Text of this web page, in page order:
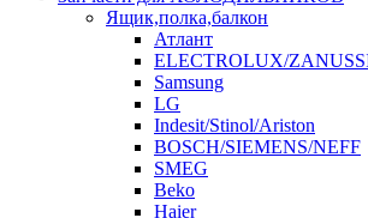
Ящик,полка,балкон
Атлант
ELECTROLUX/
Samsung
LG
Indesit/Stinol/Ariston
BOSCH/SIEMENS/NEFF
SMEG
Beko
Haier